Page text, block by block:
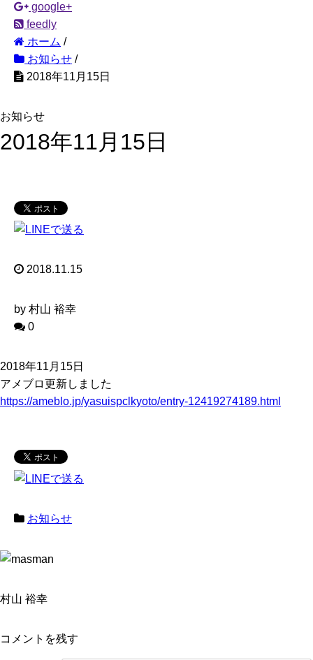
google+
feedly
ホーム /
お知らせ /
2018年11月15日
お知らせ
2018年11月15日
2018.11.15
by 村山 裕幸
0
2018年11月15日
アメブロ更新しました
https://ameblo.jp/yasuispclkyoto/entry-12419274189.html
お知らせ
村山 裕幸
コメントを残す